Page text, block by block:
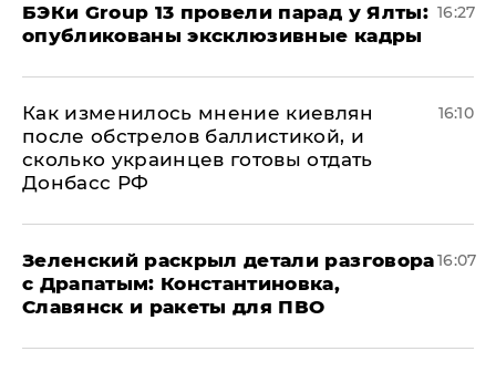
​БЭКи Group 13 провели парад у Ялты:
опубликованы эксклюзивные кадры
16:27
Как изменилось мнение киевлян
после обстрелов баллистикой, и
сколько украинцев готовы отдать
Донбасс РФ
16:10
​Зеленский раскрыл детали разговора
с Драпатым: Константиновка,
Славянск и ракеты для ПВО
16:07